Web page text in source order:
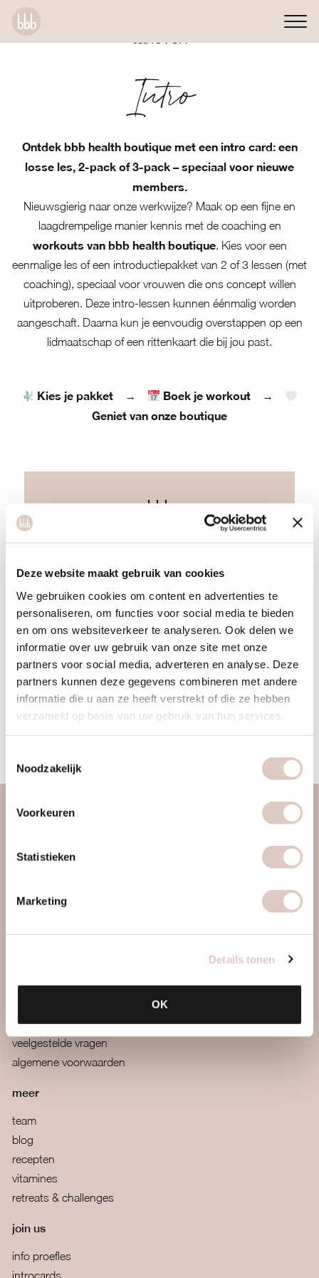
Deze website maakt gebruik van cookies
We gebruiken cookies om content en advertenties te
personaliseren, om functies voor social media te bieden
en om ons websiteverkeer te analyseren. Ook delen we
informatie over uw gebruik van onze site met onze
partners voor social media, adverteren en analyse. Deze
partners kunnen deze gegevens combineren met andere
informatie die u aan ze heeft verstrekt of die ze hebben
verzameld op basis van uw gebruik van hun services.
Noodzakelijk
Voorkeuren
Statistieken
Marketing
Details tonen
OK
Intro
Ontdek bbb health boutique met een intro card: een
losse les, 2-pack of 3-pack – speciaal voor nieuwe
members.
Nieuwsgierig naar onze werkwijze? Maak op een fijne en
laagdrempelige manier kennis met de coaching en
workouts van bbb health boutique. Kies voor een
eenmalige les of een introductiepakket van 2 of 3 lessen (met
coaching), speciaal voor vrouwen die ons concept willen
uitproberen. Deze intro-lessen kunnen éénmalig worden
aangeschaft. Daarna kun je eenvoudig overstappen op een
lidmaatschap of een rittenkaart die bij jou past.
Kies je pakket→ Boek je workout →
Geniet van onze boutique
bbb
Intro classes
losse les, een 2- of 3-pack.
1 sessie
17.50
2 sessies
32.50
3 sessies
45
START NU
vrouwengym
locaties & roosters
webapp
boutiques
veelgestelde vragen
algemene voorwaarden
meer
team
blog
recepten
vitamines
retreats & challenges
join us
info proefles
introcards